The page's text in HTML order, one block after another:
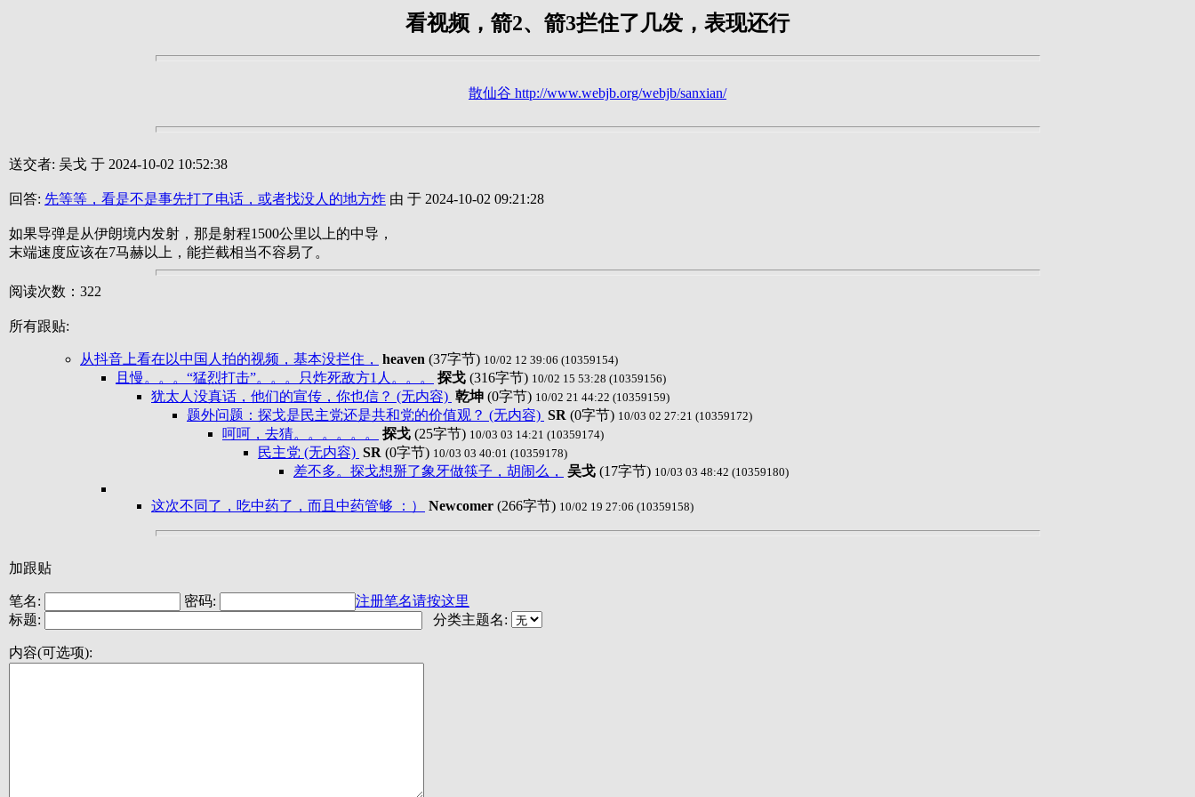
看视频，箭2、箭3拦住了几发，表现还行
散仙谷 http://www.webjb.org/webjb/sanxian/
送交者: 吴戈 于 2024-10-02 10:52:38
回答: 先等等，看是不是事先打了电话，或者找没人的地方炸 由 于 2024-10-02 09:21:28
如果导弹是从伊朗境内发射，那是射程1500公里以上的中导，
末端速度应该在7马赫以上，能拦截相当不容易了。
阅读次数：322
所有跟贴:
从抖音上看在以中国人拍的视频，基本没拦住， heaven (37字节) 10/02 12 39:06 (10359154)
且慢。。。“猛烈打击”。。。只炸死敌方1人。。。 探戈 (316字节) 10/02 15 53:28 (10359156)
犹太人没真话，他们的宣传，你也信？ (无内容) 乾坤 (0字节) 10/02 21 44:22 (10359159)
题外问题：探戈是民主党还是共和党的价值观？ (无内容) SR (0字节) 10/03 02 27:21 (10359172)
呵呵，去猜。。。。。。 探戈 (25字节) 10/03 03 14:21 (10359174)
民主党 (无内容) SR (0字节) 10/03 03 40:01 (10359178)
差不多。探戈想掰了象牙做筷子，胡闹么， 吴戈 (17字节) 10/03 03 48:42 (10359180)
这次不同了，吃中药了，而且中药管够 ：） Newcomer (266字节) 10/02 19 27:06 (10359158)
加跟贴
笔名: 密码:
注册笔名请按这里
标题:
分类主题名:
内容(可选项):